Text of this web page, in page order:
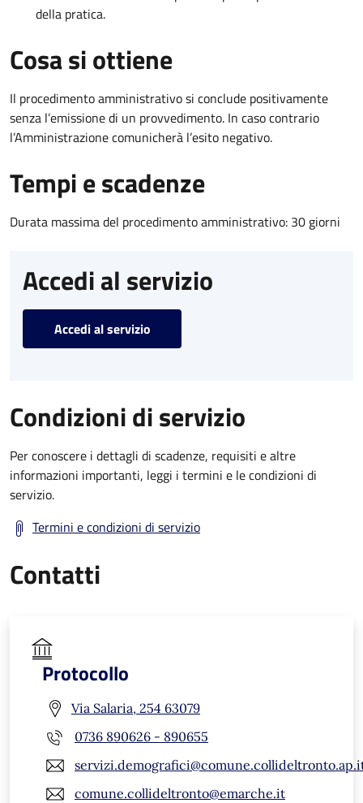
della pratica.
Cosa si ottiene
Il procedimento amministrativo si conclude positivamente
senza l’emissione di un provvedimento. In caso contrario
l’Amministrazione comunicherà l’esito negativo.
Tempi e scadenze
Durata massima del procedimento amministrativo: 30 giorni
Accedi al servizio
Accedi al servizio
Condizioni di servizio
Per conoscere i dettagli di scadenze, requisiti e altre
informazioni importanti, leggi i termini e le condizioni di
servizio.
Termini e condizioni di servizio
Contatti
Protocollo
Via Salaria, 254 63079
0736 890626 - 890655
comune.collideltronto@emarche.it